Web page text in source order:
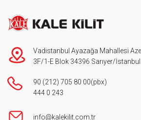
Vadistanbul Ayazağa Mahallesi
3F/1-E Blok 34396 Sarıyer/İstanbul
90 (212) 705 80 00(pbx)
444 0 243
info@kalekilit.com.tr